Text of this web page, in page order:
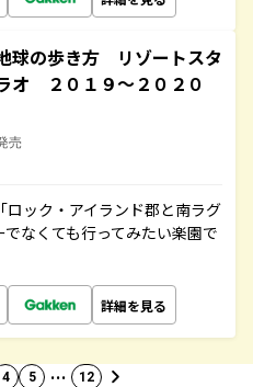
球の歩き方 リゾートスタ
オ ２０１９～２０２０
売
ック・アイランド郡と南ラグ
なくても行ってみたい楽園で
詳細を見る
4 5 … 12